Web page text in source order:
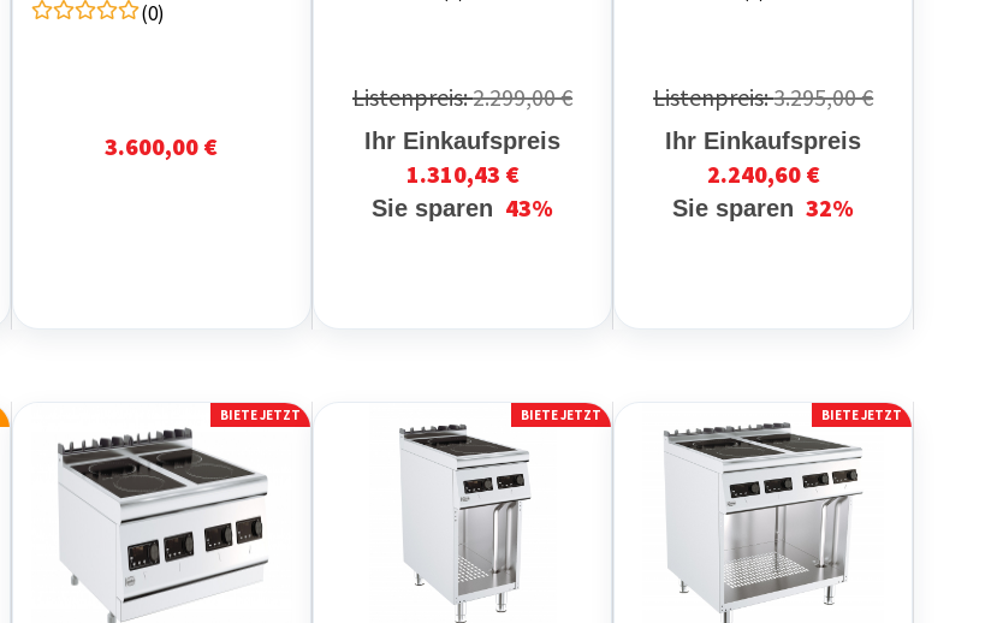
(0)
3.600,00 €
Listenpreis:2.299,00 €
Ihr Einkaufspreis
1.310,43 €
Sie sparen 43%
Listenpreis:3.295,00 €
Ihr Einkaufspreis
2.240,60 €
Sie sparen 32%
BIETE JETZT BIETE JETZT BIETE JETZT